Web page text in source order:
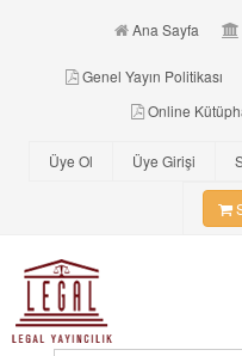
Ana Sayfa
Genel Yayın Politikası
Online
Üye Ol Üye Girişi